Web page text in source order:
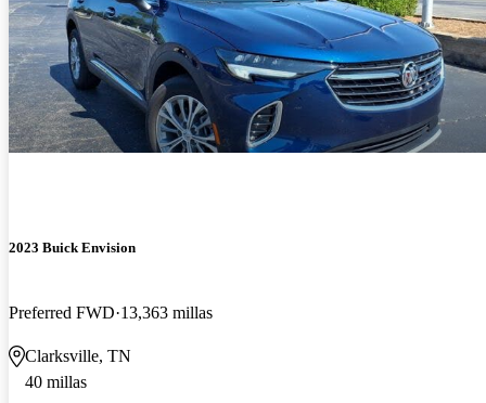
2023 Buick Envision
Preferred FWD 13,363 millas
Clarksville, TN
40 millas